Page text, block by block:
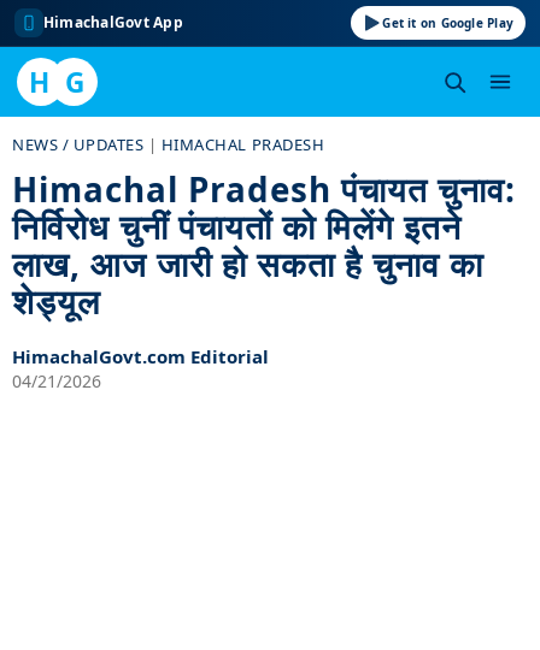
HimachalGovt App Get it on Google Play
H G
content
NEWS / UPDATES | HIMACHAL PRADESH
Himachal Pradesh पंचायत चुनाव:
निर्विरोध चुनीं पंचायतों को मिलेंगे इतने
लाख, आज जारी हो सकता है चुनाव का
शेड्यूल
HimachalGovt.com Editorial
04/21/2026